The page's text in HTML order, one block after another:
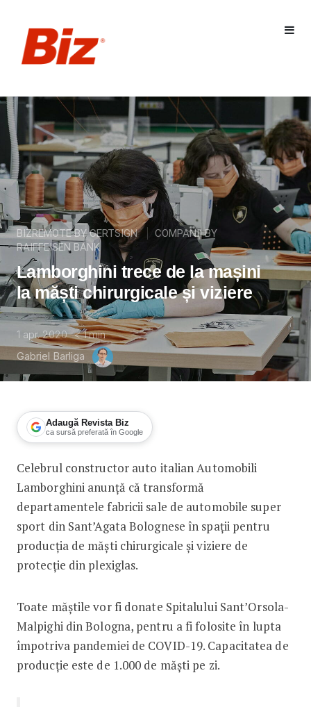
BIZREMOTE BY CERTSIGN
COMPANII BY
RAIFFEISEN BANK
Lamborghini trece de la mașini
la măști chirurgicale și viziere
1 apr. 2020 < 1min
Gabriel Barliga
Adaugă Revista Biz
ca sursă preferată în Google
Lamborghini trece de la mașini la
Celebrul constructor auto italian Automobili
Lamborghini anunță că transformă
departamentele fabricii sale de automobile super
sport din Sant’Agata Bolognese în spații pentru
producția de măști chirurgicale și viziere de
protecție din plexiglas.
Toate măștile vor fi donate Spitalului Sant’Orsola-
Malpighi din Bologna, pentru a fi folosite în lupta
împotriva pandemiei de COVID-19. Capacitatea de
producție este de 1.000 de măști pe zi.